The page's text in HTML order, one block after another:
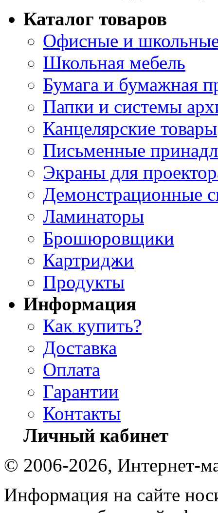
Каталог товаров
Офисные и
Школьная мебель
Бумага и бумажная
Папки и системы
Канцелярские товары
Письменные
Экраны для
Демонстрационные
Ламинаторы
Брошюровщики
Картриджи
Продукты
Информация
Как купить?
Доставка
Оплата
Гарантии
Контакты
Личный кабинет
© 2006-2026, Интернет-
Информация на сайте